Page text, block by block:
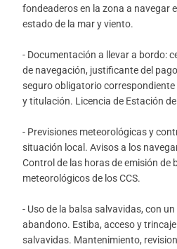
fondeaderos en la zona a navegar
estado de la mar y viento.
- Documentación a llevar a bordo:
de navegación, justificante del
seguro obligatorio
y titulación. Licencia de Estación
- Previsiones meteorológicas y
situación local. Avisos a los
Control de las horas de emisión de
meteorológicos de los CCS.
- Uso de la balsa salvavidas, con
abandono. Estiba, acceso y
salvavidas. Mantenimiento,